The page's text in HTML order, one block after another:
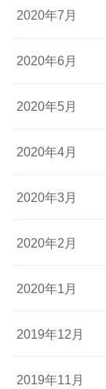
2020年7月
2020年6月
2020年5月
2020年4月
2020年3月
2020年2月
2020年1月
2019年12月
2019年11月